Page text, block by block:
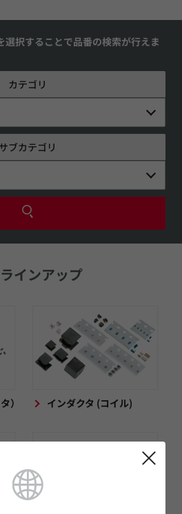
選択することで品番の検索が行えま
カテゴリ
サブカテゴリ
インアップ
） インダクタ (コイル)